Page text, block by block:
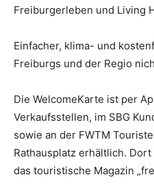
Freiburgerleben und Living
Einfacher, klima- und
Freiburgs und der Regio
Die WelcomeKarte ist per
Verkaufsstellen, im SBG
sowie an der FWTM
Rathausplatz erhältlich.
das touristische Magazin